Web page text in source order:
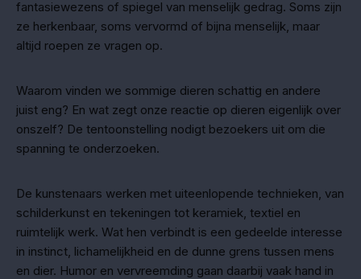
fantasiewezens of spiegel van menselijk gedrag. Soms zijn
ze herkenbaar, soms vervormd of bijna menselijk, maar
altijd roepen ze vragen op.
Waarom vinden we sommige dieren schattig en andere
juist eng? En wat zegt onze reactie op dieren eigenlijk over
onszelf? De tentoonstelling nodigt bezoekers uit om die
spanning te onderzoeken.
De kunstenaars werken met uiteenlopende technieken, van
schilderkunst en tekeningen tot keramiek, textiel en
ruimtelijk werk. Wat hen verbindt is een gedeelde interesse
in instinct, lichamelijkheid en de dunne grens tussen mens
en dier. Humor en vervreemding gaan daarbij vaak hand in